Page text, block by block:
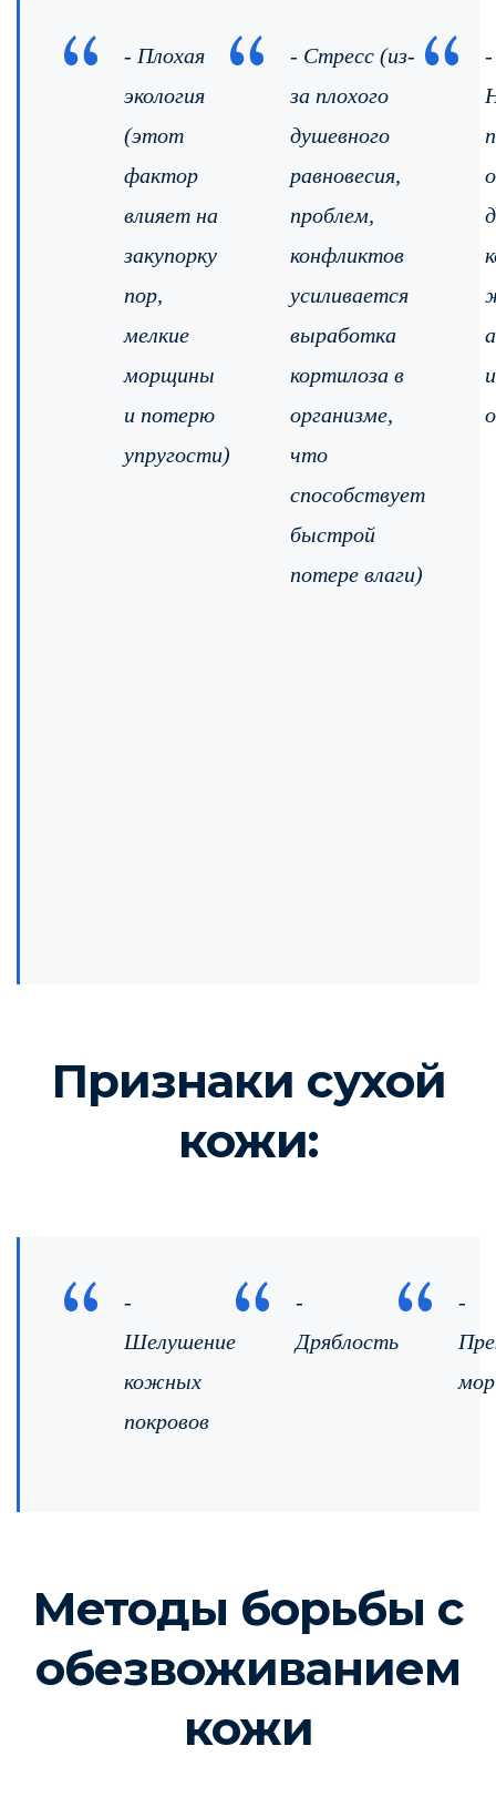
- Плохая
экология
(этот
фактор
влияет на
закупорку
пор,
мелкие
морщины
и потерю
упругости)
- Стресс (из-
за плохого
душевного
равновесия,
проблем,
конфликтов
усиливается
выработка
кортилоза в
организме,
что
способствует
быстрой
потере влаги)
-
Признаки сухой
кожи:
-
Шелушение
кожных
покровов
-
Дряблость
-
Методы борьбы с
обезвоживанием
кожи